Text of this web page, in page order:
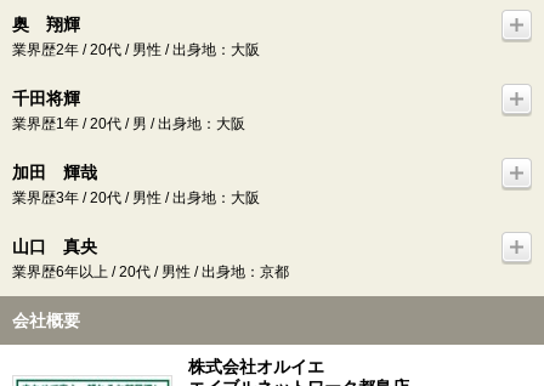
奥 翔輝
業界歴2年 / 20代 / 男性 / 出身地：大阪
千田将輝
業界歴1年 / 20代 / 男 / 出身地：大阪
加田 輝哉
業界歴3年 / 20代 / 男性 / 出身地：大阪
山口 真央
業界歴6年以上 / 20代 / 男性 / 出身地：京都
会社概要
株式会社オルイエ